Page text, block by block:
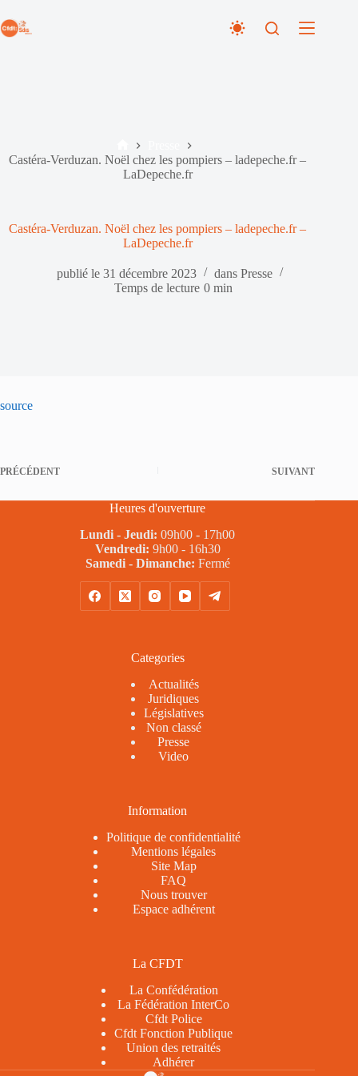
au
contenu
Accueil
Castéra-Verduzan. Noël chez les pompiers – ladepeche.fr –
LaDepeche.fr
Castéra-Verduzan. Noël chez les pompiers – ladepeche.fr –
LaDepeche.fr
publié le 31 décembre 2023 dans Presse
Temps de lecture 0 min
source
PRÉCÉDENT SUIVANT
Heures d'ouverture
Lundi - Jeudi: 09h00 - 17h00
Vendredi: 9h00 - 16h30
Samedi - Dimanche: Fermé
Categories
Actualités
Juridiques
Législatives
Non classé
Presse
Video
Information
Politique de confidentialité
Mentions légales
Site Map
FAQ
Nous trouver
Espace adhérent
La CFDT
La Confédération
La Fédération InterCo
Cfdt Police
Cfdt Fonction Publique
Union des retraités
Adhérer